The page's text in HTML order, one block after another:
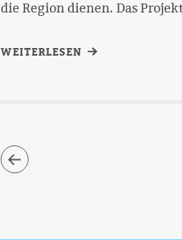
die Region dienen. Das
WEITERLESEN